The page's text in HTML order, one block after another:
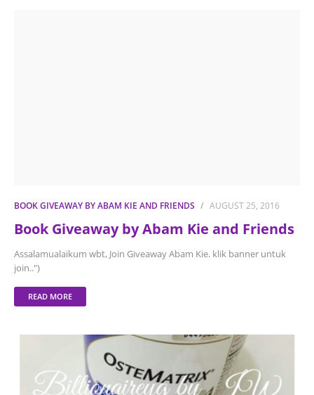
BOOK GIVEAWAY BY ABAM KIE AND FRIENDS AUGUST 25, 2016
Book Giveaway by Abam Kie and Friends
Assalamualaikum wbt, Join Giveaway Abam Kie. klik banner untuk
join..")
READ MORE